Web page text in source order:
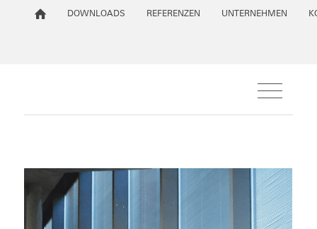
DOWNLOADS REFERENZEN UNTERNEHMEN